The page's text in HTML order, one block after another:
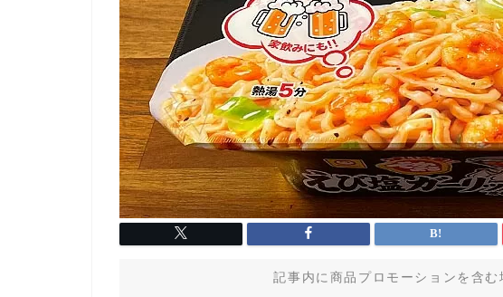
記事内に商品プロモーションを含む